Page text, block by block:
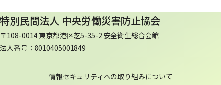
特別民間法人 中央労働災害防止協会
〒108-0014 東京都港区芝5-35-2 安全衛生総合会館
法人番号：8010405001849
情報セキュリティへの取り組みについて